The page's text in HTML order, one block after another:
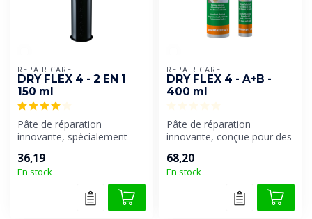
REPAIR CARE
DRY FLEX 4 - 2 EN 1
150 ml
Pâte de réparation
innovante, spécialement
réparations de bois r...
36,19
En stock
REPAIR CARE
DRY FLEX 4 - A+B -
400 ml
Pâte de réparation
innovante, conçue pour des
et dur...
68,20
En stock